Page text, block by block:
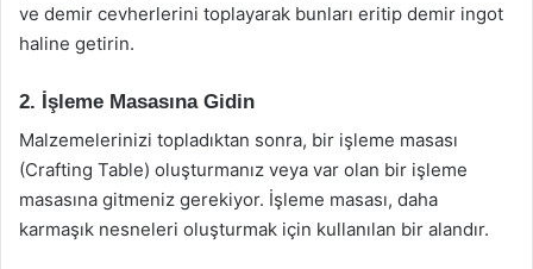
ve demir cevherlerini toplayarak bunları eritip demir ingot
haline getirin.
2. İşleme Masasına Gidin
Malzemelerinizi topladıktan sonra, bir işleme masası
(Crafting Table) oluşturmanız veya var olan bir işleme
masasına gitmeniz gerekiyor. İşleme masası, daha
karmaşık nesneleri oluşturmak için kullanılan bir alandır.